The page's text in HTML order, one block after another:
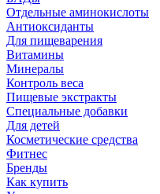
Отдельные аминокислоты
Антиоксиданты
Для пищеварения
Витамины
Минералы
Контроль веса
Пищевые экстракты
Специальные добавки
Для детей
Косметические средства
Фитнес
Бренды
Как купить